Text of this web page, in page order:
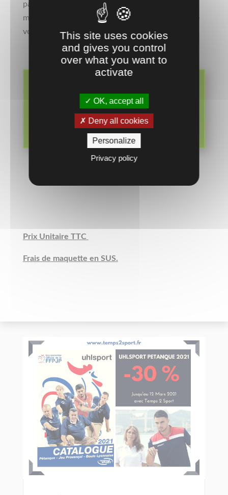
partie intégrante de votre boutique club. Vos
membres et licenciés emmeneront les couleurs de
votre club dans leurs activités quotidienne.
gourdes et bouteilles
personnalisées que nous pouvons
vous proposer
Prix Unitaire TTC
Frais de maquette en SUS.
This site uses cookies
and gives you control
over what you want to
activate
OK, accept all
Deny all cookies
Personalize
Privacy policy